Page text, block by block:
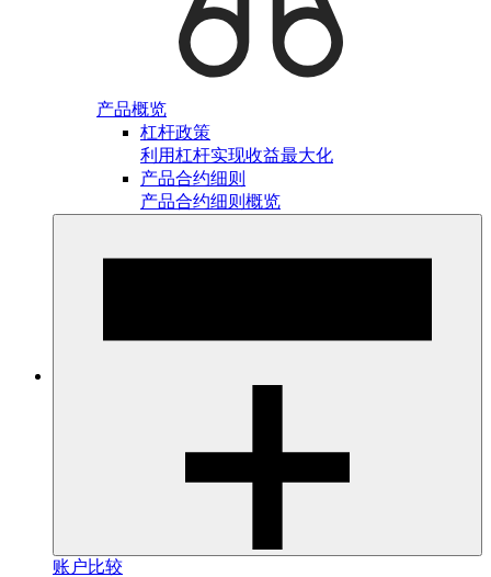
产品概览
杠杆政策
利用杠杆实现收益最大化
产品合约细则
产品合约细则概览
账户比较